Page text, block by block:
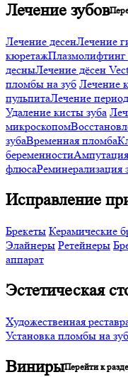
Лечение зубов
Лечение десенЛечение
кюретажПлазмолифтинг
десныЛечение дёсен
пломбы на зуб Лечение
пульпитаЛечение
Удаление кисты зуба
микроскопом
зубаВременная пломба
беременности
флюсаРеминерализация
Исправление
Брекеты Керамические
Элайнеры Ретейнеры
аппарат
Эстетическая
Художественная
Установка пломбы на зуб
ВинирыПерейти к